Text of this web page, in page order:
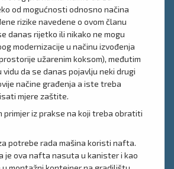
od mogućnosti odnosno načina
rizike navedene o ovom članu
danas rijetko ili nikako ne mogu
modernizacije u načinu izvođenja
užarenim koksom), međutim
da se danas pojavlju neki drugi
načine građenja a iste treba
mjere zaštite.
primjer iz prakse na koji treba obratiti
potrebe rada mašina koristi nafta.
je ova nafta nasuta u kanister i kao